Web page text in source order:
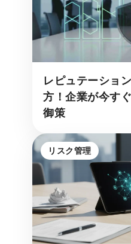
レピュテーショ
方！企業が今す
御策
リスク管理